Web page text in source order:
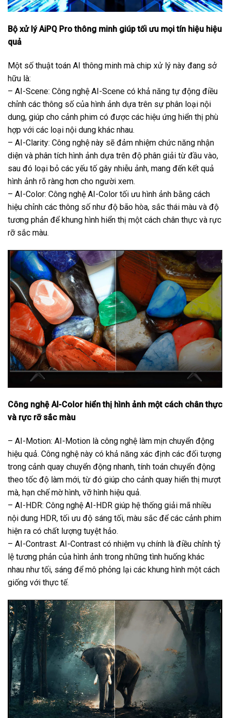
Bộ xử lý AiPQ Pro thông minh giúp tối ưu mọi tín hiệu hiệu
quả
Một số thuật toán AI thông minh mà chip xử lý này đang sở
hữu là:
– AI-Scene: Công nghệ AI-Scene có khả năng tự động điều
chỉnh các thông số của hình ảnh dựa trên sự phân loại nội
dung, giúp cho cảnh phim có được các hiệu ứng hiển thị phù
hợp với các loại nội dung khác nhau.
– AI-Clarity: Công nghệ này sẽ đảm nhiệm chức năng nhận
diện và phân tích hình ảnh dựa trên độ phân giải từ đầu vào,
sau đó loại bỏ các yếu tố gây nhiễu ảnh, mang đến kết quả
hình ảnh rõ ràng hơn cho người xem.
– AI-Color: Công nghệ AI-Color tối ưu hình ảnh bằng cách
hiệu chỉnh các thông số như độ bão hòa, sắc thái màu và độ
tương phản để khung hình hiển thị một cách chân thực và rực
rỡ sắc màu.
Công nghệ AI-Color hiển thị hình ảnh một cách chân thực
và rực rỡ sắc màu
– AI-Motion: AI-Motion là công nghệ làm mịn chuyển động
hiệu quả. Công nghệ này có khả năng xác định các đối tượng
trong cảnh quay chuyển động nhanh, tính toán chuyển động
theo tốc độ làm mới, từ đó giúp cho cảnh quay hiển thị mượt
mà, hạn chế mờ hình, vỡ hình hiệu quả.
– AI-HDR: Công nghệ AI-HDR giúp hệ thống giải mã nhiều
nội dung HDR, tối ưu độ sáng tối, màu sắc để các cảnh phim
hiện ra có chất lượng tuyệt hảo.
– AI-Contrast: AI-Contrast có nhiệm vụ chính là điều chỉnh tỷ
lệ tương phản của hình ảnh trong những tình huống khác
nhau như tối, sáng để mô phỏng lại các khung hình một cách
giống với thực tế.